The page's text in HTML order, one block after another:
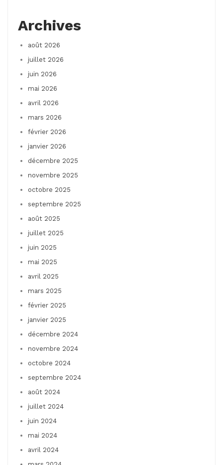
Archives
août 2026
juillet 2026
juin 2026
mai 2026
avril 2026
mars 2026
février 2026
janvier 2026
décembre 2025
novembre 2025
octobre 2025
septembre 2025
août 2025
juillet 2025
juin 2025
mai 2025
avril 2025
mars 2025
février 2025
janvier 2025
décembre 2024
novembre 2024
octobre 2024
septembre 2024
août 2024
juillet 2024
juin 2024
mai 2024
avril 2024